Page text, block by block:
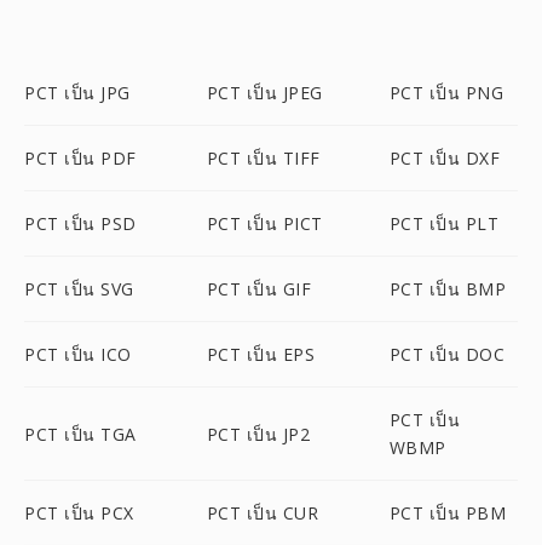
PCT เป็น JPG PCT เป็น JPEG PCT เป็น PNG
PCT เป็น PDF PCT เป็น TIFF PCT เป็น DXF
PCT เป็น PSD PCT เป็น PICT PCT เป็น PLT
PCT เป็น SVG PCT เป็น GIF PCT เป็น BMP
PCT เป็น ICO PCT เป็น EPS PCT เป็น DOC
PCT เป็น TGA PCT เป็น JP2
PCT เป็น
WBMP
PCT เป็น PCX PCT เป็น CUR PCT เป็น PBM